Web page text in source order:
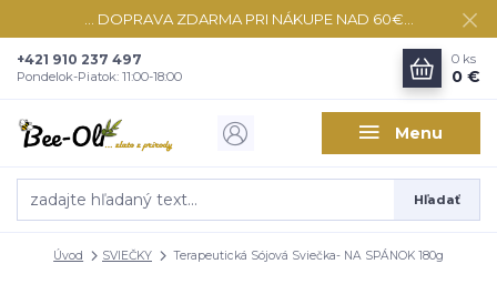
... DOPRAVA ZDARMA PRI NÁKUPE NAD 60€...
Menu
Hľadať
+421 910 237 497
Pondelok-Piatok: 11:00-18:00
0 ks
0 €
Úvod SVIEČKY Terapeutická Sójová Sviečka- NA SPÁNOK 180g